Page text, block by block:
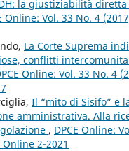
la giustiziabilità
Online: Vol. 33 No. 4
La Corte Suprema
conflitti
Online: Vol. 33 No. 4
Il “mito di Sisifo” e
amministrativa. Alla
, DPCE Online:
Online 2-2021